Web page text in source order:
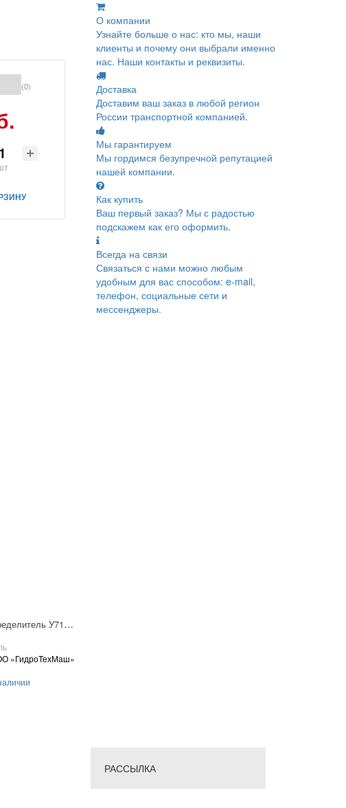
(0)
Пневмораспределитель У7126Б-2
«ГидроТехМаш»
О компании
Узнайте больше о нас: кто мы, наши
клиенты и почему они выбрали именно
нас. Наши контакты и реквизиты.
Доставка
Доставим ваш заказ в любой регион
России транспортной компанией.
Мы гарантируем
Мы гордимся безупречной репутацией
нашей компании.
Как купить
Ваш первый заказ? Мы с радостью
подскажем как его оформить.
Всегда на связи
Связаться с нами можно любым
удобным для вас способом: e-mail,
телефон, социальные сети и
мессенджеры.
РАССЫЛКА